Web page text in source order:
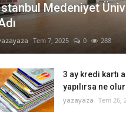
Medeniyet
Tem 7, 2025 0 288
3 ay kredi kartı
yapılırsa ne
yazayaza Tem 26,